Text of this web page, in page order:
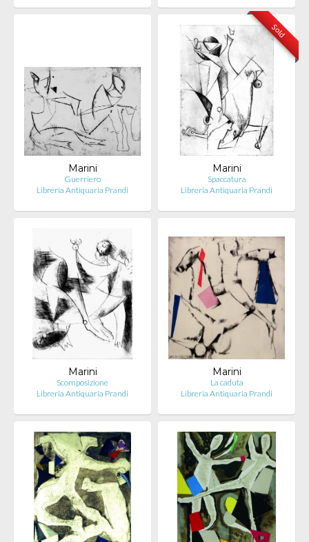
Marini
Guerriero
Libreria Antiquaria Prandi
Sold
Marini
Spaccatura
Libreria Antiquaria Prandi
Marini
Scomposizione
Libreria Antiquaria Prandi
Marini
La caduta
Libreria Antiquaria Prandi